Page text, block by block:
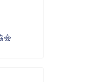
会